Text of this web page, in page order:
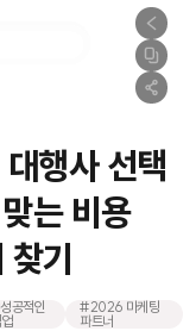
행사 선택
는 비용
찾기
공적인
#2026 마케팅
파트너